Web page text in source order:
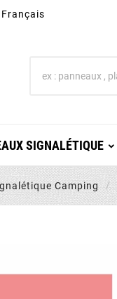
SIGNALÉTIQUE
Camping